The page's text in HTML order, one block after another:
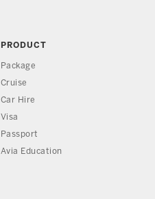
PRODUCT
Package
Cruise
Car Hire
Visa
Passport
Avia Education